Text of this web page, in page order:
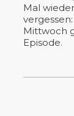
Mal
Mittwoch
Episode.